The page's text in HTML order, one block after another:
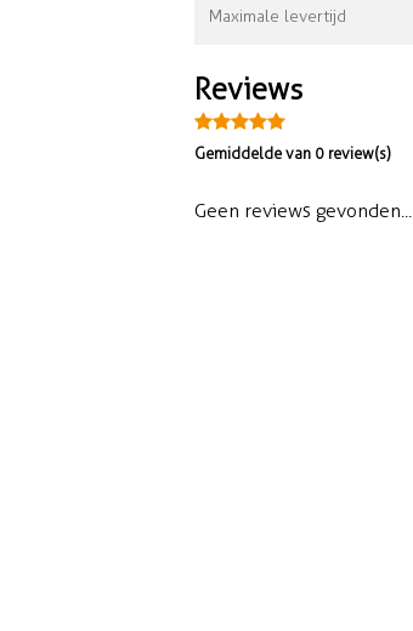
Maximale levertijd
Reviews
Gemiddelde van 0 review(s)
Geen reviews gevonden...